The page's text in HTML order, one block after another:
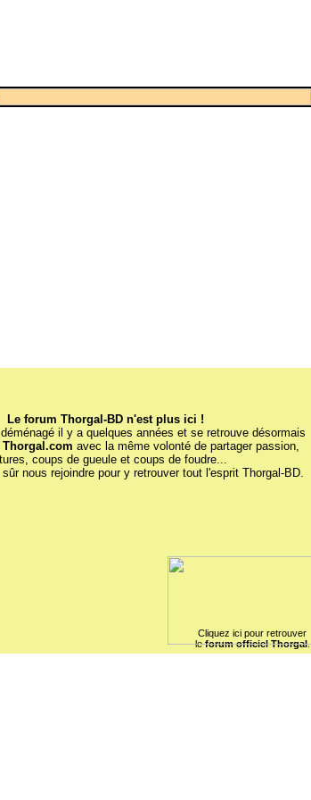
Le forum Thorgal-BD n'est plus ici !
il y a quelques années et se retrouve désormais
Thorgal.com avec la même volonté de partager passion,
coups de gueule et coups de foudre...
nous rejoindre pour y retrouver tout l'esprit Thorgal-BD.
Cliquez ici pour retrouver
leforum officiel Thorgal.